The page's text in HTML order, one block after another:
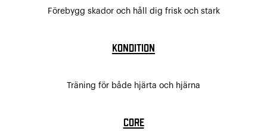
Förebygg skador och håll dig frisk och stark
Kondition
Träning för både hjärta och hjärna
Core